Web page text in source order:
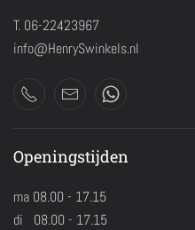
T. 06-22423967
info@HenrySwinkels.nl
Openingstijden
ma 08.00 - 17.15
di 08.00 - 17.15